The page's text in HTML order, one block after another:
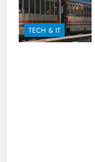
TECH & IT